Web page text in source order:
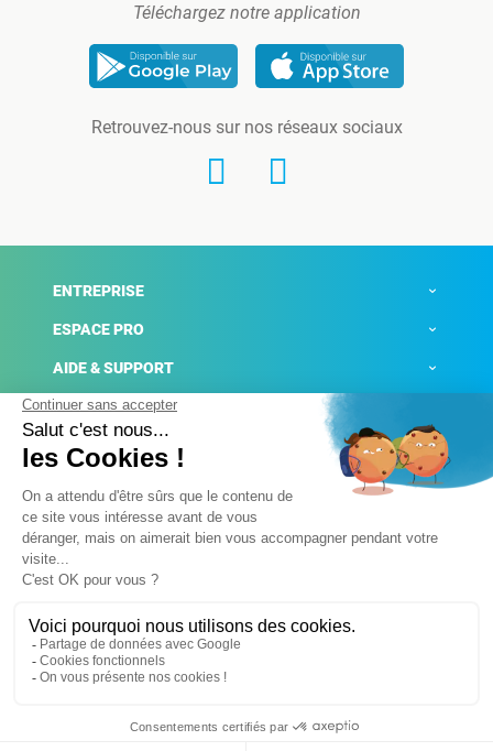
Téléchargez notre application
Retrouvez-nous sur nos réseaux sociaux
ENTREPRISE
ESPACE PRO
AIDE & SUPPORT
ACTUALITÉS
Mentions légales
Conditions générales de ventes
Plateforme de signalement